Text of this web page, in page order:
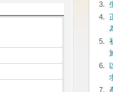
3.
4.
5.
6.
7.